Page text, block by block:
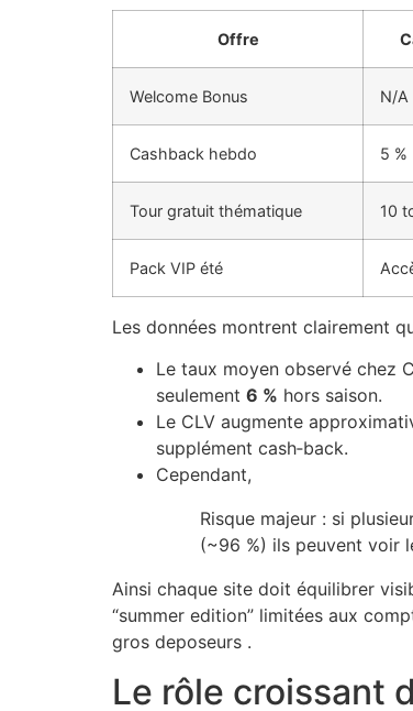
Offre
Welcome Bonus N/A
Cashback hebdo 5 %
Tour gratuit thématique 10
Pack VIP été
Les données montrent clairement
Le taux moyen observé chez
seulement 6 % hors saison.
Le CLV augmente
supplément cash‑back.
Cependant,
Risque majeur : si
(~96 %) ils peuvent voir
Ainsi chaque site doit équilibrer
“summer edition” limitées aux
gros deposeurs .
Le rôle croissant